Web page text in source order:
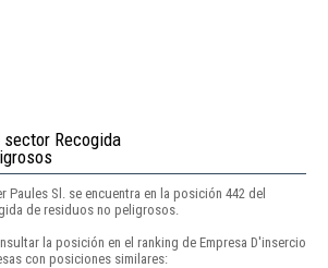
sector Recogida
Paules Sl. se encuentra en la posición 442 del
de residuos no peligrosos.
la posición en el ranking de Empresa D'insercio
con posiciones similares: